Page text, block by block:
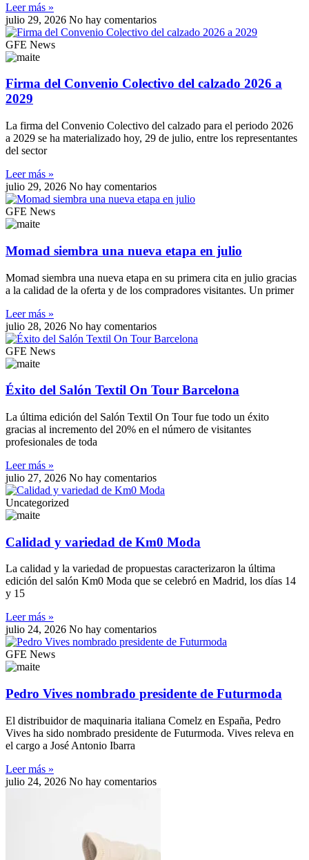
Leer más »
julio 29, 2026 No hay comentarios
GFE News
Firma del Convenio Colectivo del calzado 2026 a
2029
La firma del Convenio Colectivo del calzado para el periodo 2026
a 2029 se ha materializado hoy, 29 de julio, entre los representantes
del sector
Leer más »
julio 29, 2026 No hay comentarios
GFE News
Momad siembra una nueva etapa en julio
Momad siembra una nueva etapa en su primera cita en julio gracias
a la calidad de la oferta y de los compradores visitantes. Un primer
Leer más »
julio 28, 2026 No hay comentarios
GFE News
Éxito del Salón Textil On Tour Barcelona
La última edición del Salón Textil On Tour fue todo un éxito
gracias al incremento del 20% en el número de visitantes
profesionales de toda
Leer más »
julio 27, 2026 No hay comentarios
Uncategorized
Calidad y variedad de Km0 Moda
La calidad y la variedad de propuestas caracterizaron la última
edición del salón Km0 Moda que se celebró en Madrid, los días 14
y 15
Leer más »
julio 24, 2026 No hay comentarios
GFE News
Pedro Vives nombrado presidente de Futurmoda
El distribuidor de maquinaria italiana Comelz en España, Pedro
Vives ha sido nombrado presidente de Futurmoda. Vives releva en
el cargo a José Antonio Ibarra
Leer más »
julio 24, 2026 No hay comentarios